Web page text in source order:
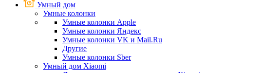
Умный дом
Умные колонки
Умные колонки Apple
Умные колонки Яндекс
Умные колонки VK и Mail.Ru
Другие
Умные колонки Sber
Умный дом Xiaomi